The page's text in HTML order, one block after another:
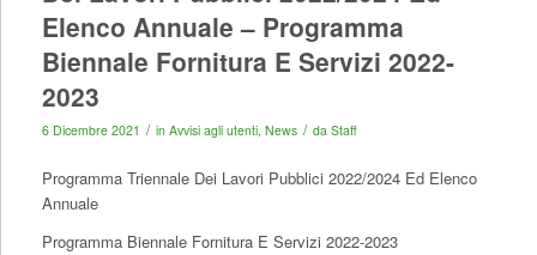
Elenco Annuale – Programma
Biennale Fornitura E Servizi 2022-
2023
6 Dicembre 2021 / in Avvisi agli utenti, News / da Staff
Programma Triennale Dei Lavori Pubblici 2022/2024 Ed Elenco
Annuale
Programma Biennale Fornitura E Servizi 2022-2023